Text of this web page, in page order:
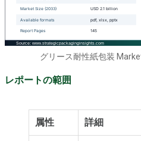
グリース耐性紙包装
レポートの範囲
属性 詳細